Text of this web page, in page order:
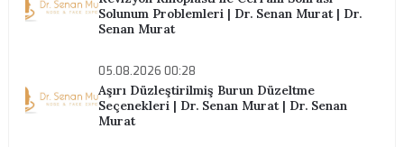
SONRAKI YAZI
Senan Murat | Dr. ...